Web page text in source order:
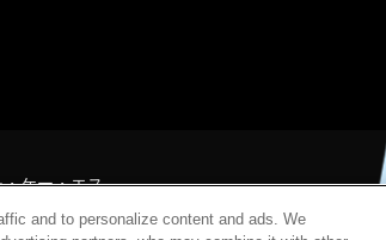
ケー・エス
山7181
and to personalize content and ads. We